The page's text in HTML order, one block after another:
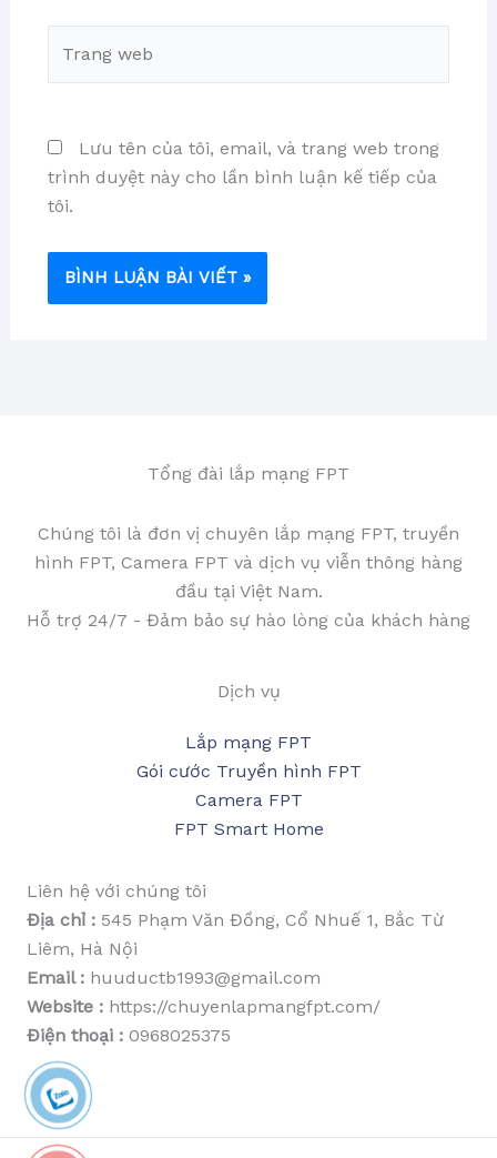
Lưu tên của tôi, email, và trang web trong
trình duyệt này cho lần bình luận kế tiếp của
tôi.
Tổng đài lắp mạng FPT
Chúng tôi là đơn vị chuyên lắp mạng FPT, truyền
hình FPT, Camera FPT và dịch vụ viễn thông hàng
đầu tại Việt Nam.
Hỗ trợ 24/7 - Đảm bảo sự hào lòng của khách hàng
Dịch vụ
Lắp mạng FPT
Gói cước Truyền hình FPT
Camera FPT
FPT Smart Home
Liên hệ với chúng tôi
Địa chỉ : 545 Phạm Văn Đồng, Cổ Nhuế 1, Bắc Từ
Liêm, Hà Nội
Email : huuductb1993@gmail.com
Website : https://chuyenlapmangfpt.com/
Điện thoại : 0968025375